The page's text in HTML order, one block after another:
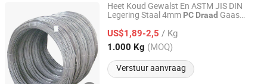
Heet Koud Gewalst En ASTM JIS DIN
Legering Staal 4mm PC Draad Gaas
Stangen Coils
US$1,89-2,5 / Kg
1.000 Kg (MOQ)
Verstuur aanvraag
Jiangsu Botejia Special Steel Co., Ltd.
Jiangsu, China Sinds 2025